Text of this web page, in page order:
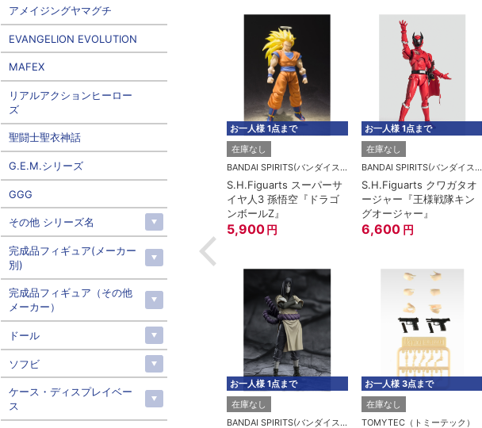
お一人様 1点まで
在庫なし
BANDAI SPIRITS(バンダイスピリッツ)
S.H.Figuarts スーパーサ
イヤ人3 孫悟空『ドラゴ
ンボールZ』
5,900 円
お一人様 1点まで
在庫なし
BANDAI SPIRITS(バンダイスピリッツ)
S.H.Figuarts クワガタオ
ージャー『王様戦隊キン
グオージャー』
6,600 円
お一人様 1点まで
在庫なし
BANDAI SPIRITS(バンダイスピリッツ)
お一人様 3点まで
在庫なし
TOMYTEC（トミーテック）
アメイジングヤマグチ
EVANGELION EVOLUTION
MAFEX
リアルアクションヒーロー
ズ
聖闘士聖衣神話
G.E.M.シリーズ
GGG
その他 シリーズ名
完成品フィギュア(メーカー
別)
完成品フィギュア（その他
メーカー）
ドール
ソフビ
ケース・ディスプレイベー
ス